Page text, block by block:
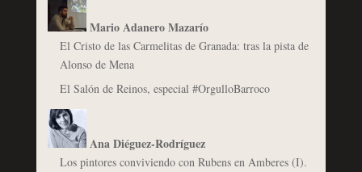
Mario Adanero Mazarío
El Cristo de las Carmelitas de Granada: tras la pista de
Alonso de Mena
El Salón de Reinos, especial #OrgulloBarroco
Ana Diéguez-Rodríguez
Los pintores conviviendo con Rubens en Amberes (I).